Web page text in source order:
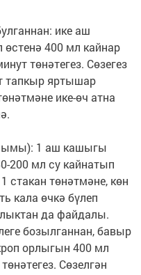
ике аш
өстенә 400 мл кайнар
төнәтегез. Сөзегез
тапкыр яртышар
ике-өч атна
1 аш кашыгы
200 мл су кайнатып
стакан төнәтмәне, көн
кала өчкә бүлеп
да файдалы.
бозылганнан, бавыр
орлыгын 400 мл
Сөзелгән